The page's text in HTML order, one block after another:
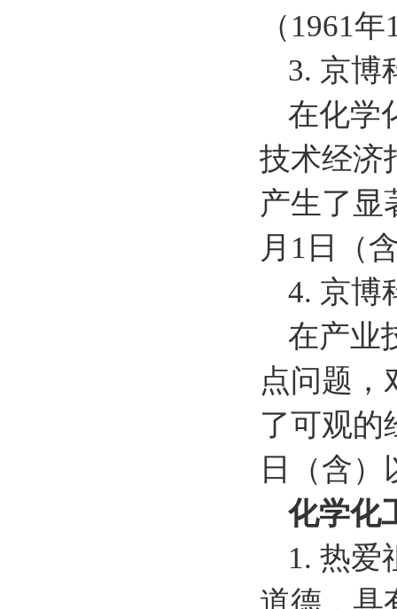
（1961
3. 京博
在化学
技术经济
产生了显
月1日（
4. 京博
在产业
点问题，
了可观的
日（含
化学化
1. 热爱